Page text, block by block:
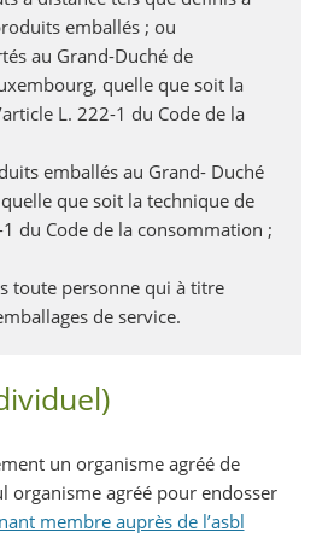
emballés ; ou
au Grand-Duché de
quelle que soit la
L. 222-1 du Code de la
emballés au Grand- Duché
que soit la technique de
du Code de la consommation ;
toute personne qui à titre
de service.
un organisme agréé de
organisme agréé pour endosser
membre auprès de l’asbl